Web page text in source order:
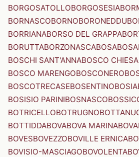
BORGOSATOLLOBORGOSESIA
BORNASCOBORNOBORONEDDU
BORRIANABORSO DEL GRAPPA
BORUTTABORZONASCABOSA
BOSCHI SANT'ANNABOSCO
BOSCO MARENGOBOSCONERO
BOSCOTRECASEBOSENTINOBOSIA
BOSISIO PARINIBOSNASCO
BOTRICELLOBOTRUGNO
BOTTIDDABOVABOVA MARINA
BOVESBOVEZZOBOVILLE ERNICA
BOVISIO-MASCIAGOBOVOLENTA